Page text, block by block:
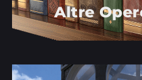
Altre